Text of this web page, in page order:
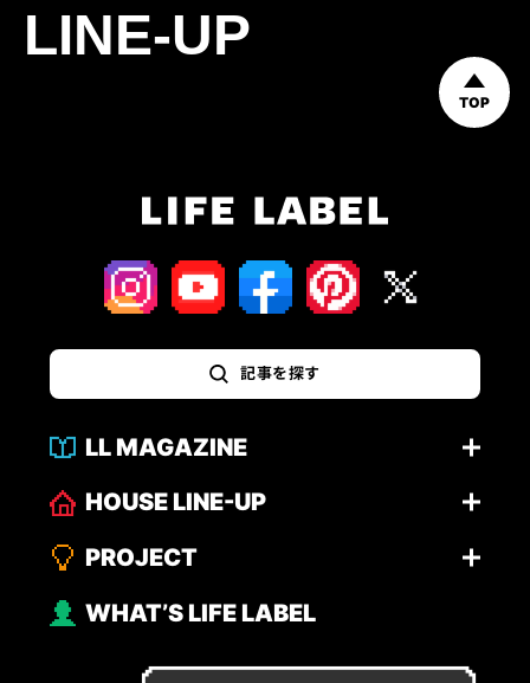
LINE-UP
TOP
記事を探す
LL MAGAZINE
HOUSE LINE-UP
PROJECT
WHAT’S LIFE LABEL